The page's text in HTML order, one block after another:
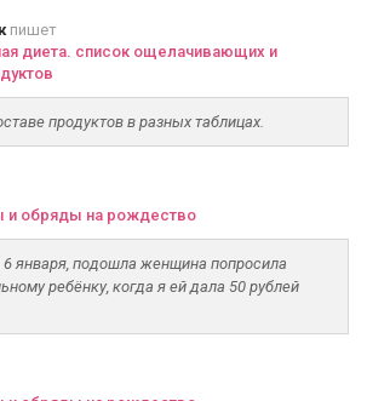
пишет
диета. список ощелачивающих и
продуктов в разных таблицах.
и обряды на рождество
января, подошла женщина попросила
ребёнку, когда я ей дала 50 рублей